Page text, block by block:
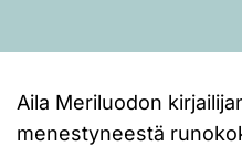
Aila Meriluodon
menestyneestä